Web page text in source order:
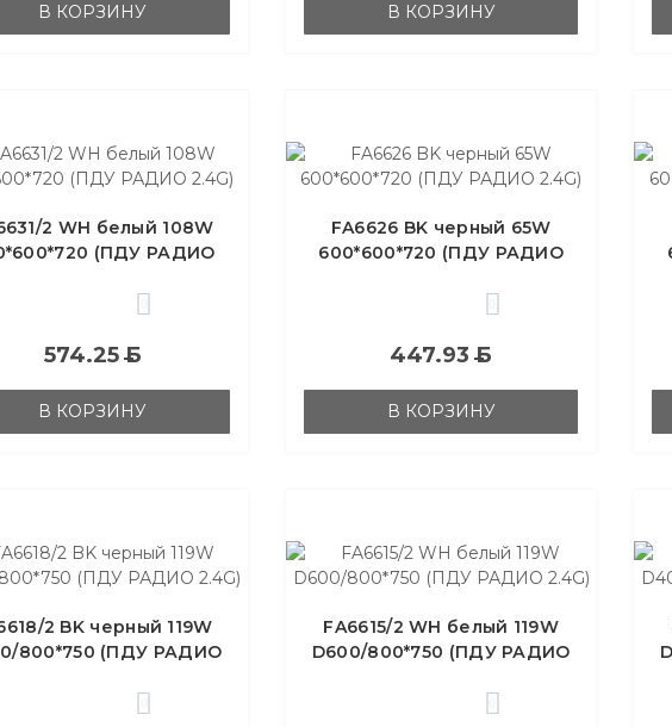
В КОРЗИНУ В КОРЗИНУ
2 WH белый 108W
(ПДУ РАДИО
574.25Б
В КОРЗИНУ
FA6626 BK черный 65W
600*600*720 (ПДУ РАДИО
447.93Б
В КОРЗИНУ
2 BK черный 119W
800*750 (ПДУ РАДИО
FA6615/2 WH белый 119W
D600/800*750 (ПДУ РАДИО